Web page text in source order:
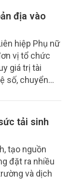
địa vào
hiệp Phụ nữ
vị tổ chức
giá trị tài
số, chuyển
tế do phụ nữ
Hợp tác xã
nông dược
dịch vụ và
văn hóa của
tải sinh
tạo nguồn
đặt ra nhiều
và dịch